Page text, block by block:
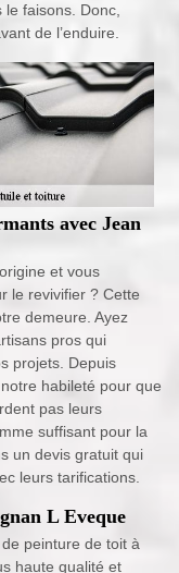
faisons. Donc,
de l’enduire.
avec Jean
et vous
le revivifier ? Cette
demeure. Ayez
pros qui
projets. Depuis
habileté pour que
pas leurs
suffisant pour la
un devis gratuit qui
leurs tarifications.
L Eveque
peinture de toit à
haute qualité et